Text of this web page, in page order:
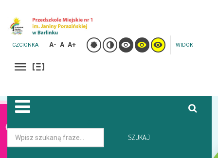
CZCIONKA A- A A+ WIDOK
SZUKAJ
Jesteś tutaj:Strona główna